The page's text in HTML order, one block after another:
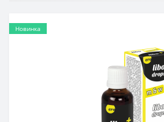
Новинка